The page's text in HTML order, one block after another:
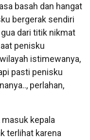
basah dan hangat
bergerak sendiri
dari titik nikmat
penisku
istimewanya,
pasti penisku
perlahan,
kepala
terlihat karena